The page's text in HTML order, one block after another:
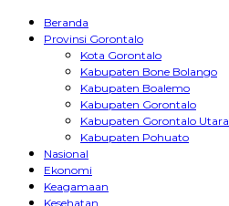
Beranda
Provinsi Gorontalo
Kota Gorontalo
Kabupaten Bone Bolango
Kabupaten Boalemo
Kabupaten Gorontalo
Kabupaten Gorontalo Utara
Kabupaten Pohuato
Nasional
Ekonomi
Keagamaan
Kesehatan